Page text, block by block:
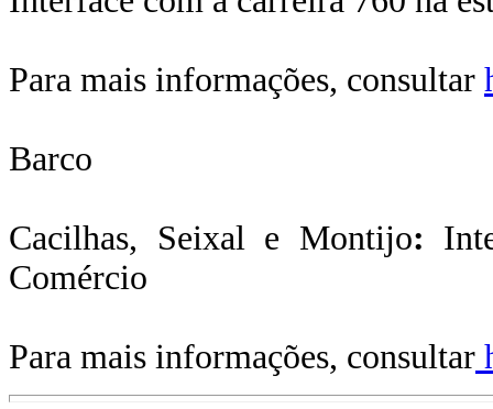
Para mais informações, consultar
Barco
Cacilhas, Seixal e Montijo:
Comércio
Para mais informações, consultar